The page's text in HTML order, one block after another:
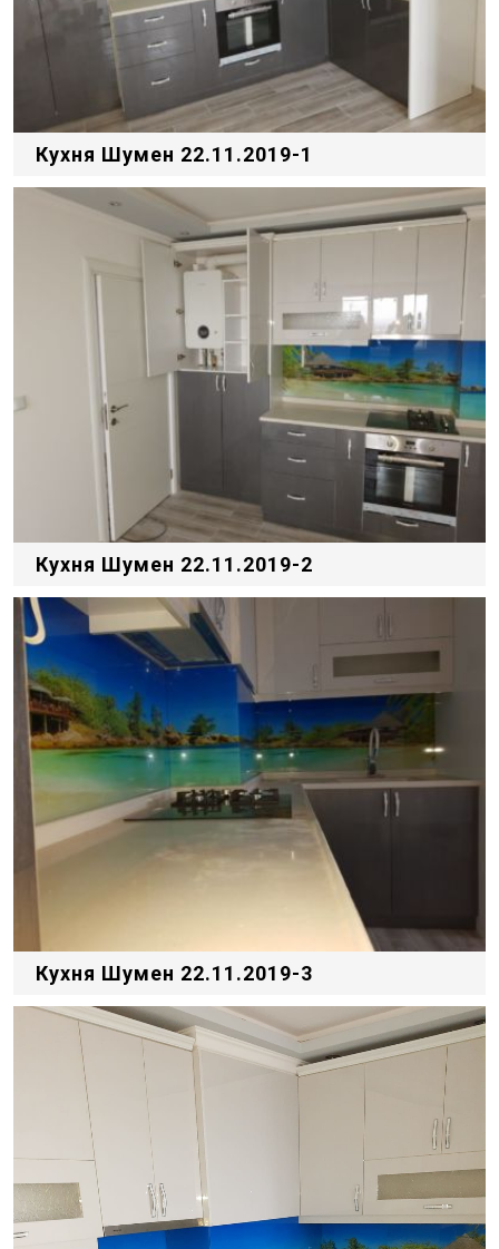
Кухня Шумен 22.11.2019-1
Кухня Шумен 22.11.2019-2
Кухня Шумен 22.11.2019-3